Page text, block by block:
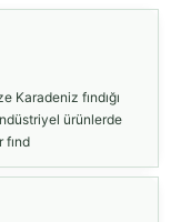
Karadeniz fındığı
ürünlerde
fınd